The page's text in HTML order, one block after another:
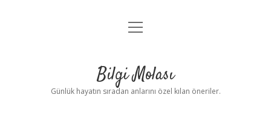
Anasayfa
Yasal Uyarı
menüyü
Bilgi Molası
Günlük hayatın sıradan anlarını özel kılan öneriler.